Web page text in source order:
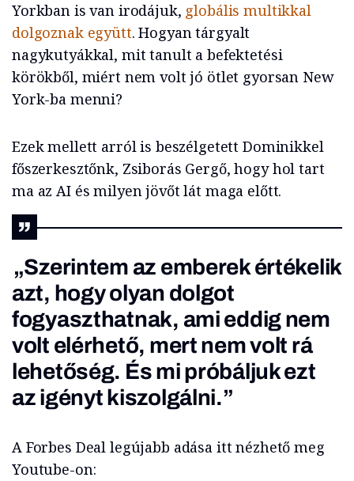
Yorkban is van irodájuk, globális multikkal
dolgoznak együtt. Hogyan tárgyalt
nagykutyákkal, mit tanult a befektetési
körökből, miért nem volt jó ötlet gyorsan New
York-ba menni?
Ezek mellett arról is beszélgetett Dominikkel
főszerkesztőnk, Zsiborás Gergő, hogy hol tart
ma az AI és milyen jövőt lát maga előtt.
„Szerintem az emberek értékelik
azt, hogy olyan dolgot
fogyaszthatnak, ami eddig nem
volt elérhető, mert nem volt rá
lehetőség. És mi próbáljuk ezt
az igényt kiszolgálni.”
A Forbes Deal legújabb adása itt nézhető meg
Youtube-on: